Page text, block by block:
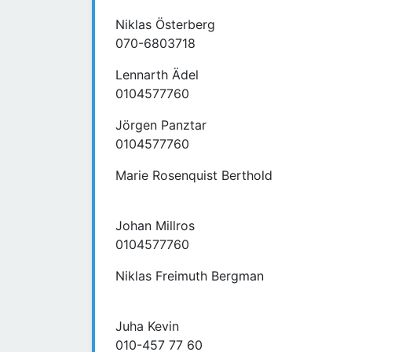
Niklas Österberg
070-6803718
Lennarth Ädel
0104577760
Jörgen Panztar
0104577760
Marie Rosenquist Berthold
Johan Millros
0104577760
Niklas Freimuth Bergman
Juha Kevin
010-457 77 60